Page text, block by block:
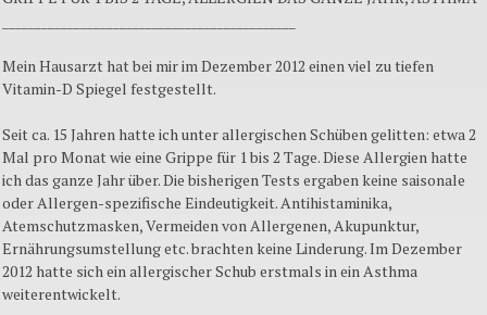
Mein Hausarzt hat bei mir im Dezember 2012 einen viel zu tiefen
Vitamin-D Spiegel festgestellt.
Seit ca. 15 Jahren hatte ich unter allergischen Schüben gelitten: etwa 2
Mal pro Monat wie eine Grippe für 1 bis 2 Tage. Diese Allergien hatte
ich das ganze Jahr über. Die bisherigen Tests ergaben keine saisonale
oder Allergen-spezifische Eindeutigkeit. Antihistaminika,
Atemschutzmasken, Vermeiden von Allergenen, Akupunktur,
Ernährungsumstellung etc. brachten keine Linderung. Im Dezember
2012 hatte sich ein allergischer Schub erstmals in ein Asthma
weiterentwickelt.